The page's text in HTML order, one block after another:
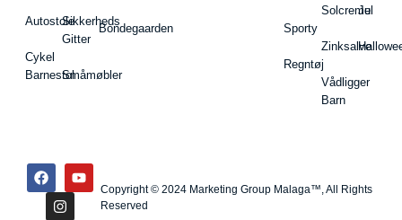
Autostole
Cykel
Barnestol
Sikkerheds
Gitter
Småmøbler
Bondegaarden Sporty
Regntøj
Solcreme
Zinksalve
Vådligger
Barn
Jul
Copyright © 2024 Marketing Group Malaga™, All Rights
Reserved